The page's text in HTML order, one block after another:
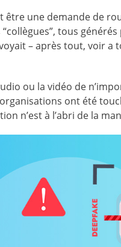
être une demande de
tous
– après tout, voir a
ou la vidéo de
ont été
n’est à l’abri de la